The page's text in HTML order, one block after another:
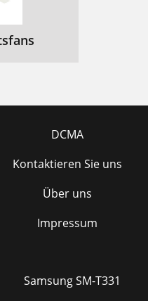
DCMA
Kontaktieren Sie uns
Über uns
Impressum
Samsung SM-T331